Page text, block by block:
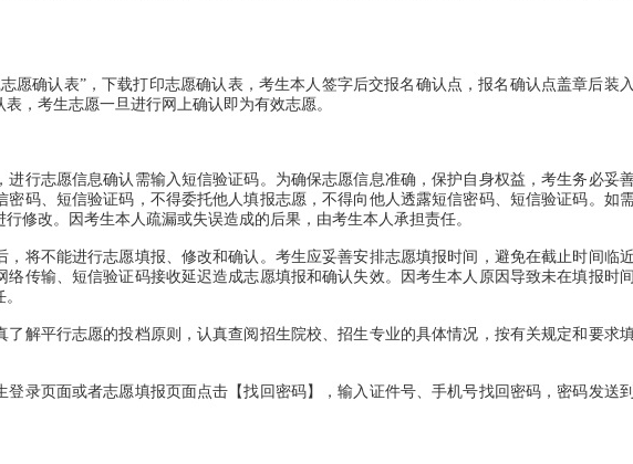
确认表”，下载打印志愿确认表，考生本人签字后交报名确认点，报名确认点盖章后装
，考生志愿一旦进行网上确认即为有效志愿。
志愿信息确认需输入短信验证码。为确保志愿信息准确，保护自身权益，考生务必妥
密码、短信验证码，不得委托他人填报志愿，不得向他人透露短信密码、短信验证码。如
修改。因考生本人疏漏或失误造成的后果，由考生本人承担责任。
不能进行志愿填报、修改和确认。考生应妥善安排志愿填报时间，避免在截止时间临
络传输、短信验证码接收延迟造成志愿填报和确认失效。因考生本人原因导致未在填报时
平行志愿的投档原则，认真查阅招生院校、招生专业的具体情况，按有关规定和要求
页面或者志愿填报页面点击【找回密码】，输入证件号、手机号找回密码，密码发送